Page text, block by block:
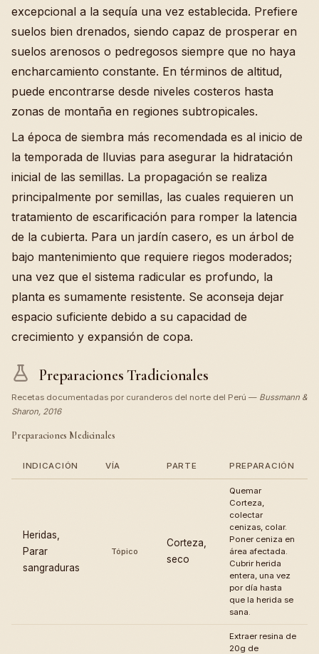
excepcional a la sequía una vez establecida. Prefiere
suelos bien drenados, siendo capaz de prosperar en
suelos arenosos o pedregosos siempre que no haya
encharcamiento constante. En términos de altitud,
puede encontrarse desde niveles costeros hasta
zonas de montaña en regiones subtropicales.
La época de siembra más recomendada es al inicio de
la temporada de lluvias para asegurar la hidratación
inicial de las semillas. La propagación se realiza
principalmente por semillas, las cuales requieren un
tratamiento de escarificación para romper la latencia
de la cubierta. Para un jardín casero, es un árbol de
bajo mantenimiento que requiere riegos moderados;
una vez que el sistema radicular es profundo, la
planta es sumamente resistente. Se aconseja dejar
espacio suficiente debido a su capacidad de
crecimiento y expansión de copa.
Preparaciones Tradicionales
Recetas documentadas por curanderos del norte del Perú — Bussmann &
Sharon, 2016
Preparaciones Medicinales
INDICACIÓN VÍA PARTE PREPARACIÓN
Heridas,
Parar
sangraduras
Tópico
Corteza,
seco
Quemar
Corteza,
colectar
cenizas, colar.
Poner ceniza en
área afectada.
Cubrir herida
entera, una vez
por día hasta
que la herida se
sana.
Extraer resina de
20g de